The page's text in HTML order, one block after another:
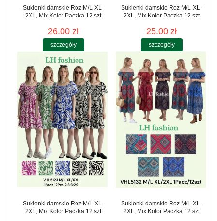
Sukienki damskie Roz M/L-XL-
2XL, Mix Kolor Paczka 12 szt
26.00 zł
szczegóły
Sukienki damskie Roz M/L-XL-
2XL, Mix Kolor Paczka 12 szt
25.00 zł
szczegóły
Sukienki damskie Roz M/L-XL-
2XL, Mix Kolor Paczka 12 szt
Sukienki damskie Roz M/L-XL-
2XL, Mix Kolor Paczka 12 szt